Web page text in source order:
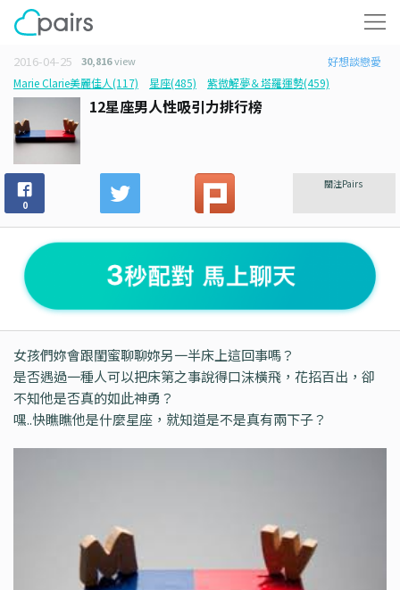
2016-04-25 30,816view
好想談戀愛
Marie Clarie美麗佳人(117)
星座(485) 紫微解夢＆塔羅運勢(459)
12星座男人性吸引力排行榜
0
關注Pairs
女孩們妳會跟閨蜜聊聊妳另一半床上這回事嗎？
是否遇過一種人可以把床第之事說得口沫橫飛，花招百出，卻
不知他是否真的如此神勇？
嘿..快瞧瞧他是什麼星座，就知道是不是真有兩下子？